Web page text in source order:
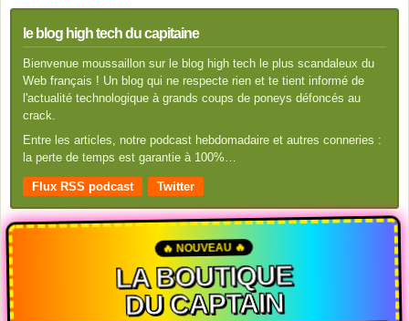
le blog high tech du capitaine
Bienvenue moussaillon sur le blog high tech le plus scandaleux du
Web français ! Un blog qui ne respecte rien et te tient informé de
l'actualité technologique à grands coups de poneys défoncés au
crack.
Entre les articles, notre podcast hebdomadaire et autres conneries :
la perte de temps est garantie à 100%…
Flux RSS podcast Twitter
🔥 NOUVEAU 🔥
LA BOUTIQUE
DU CAPTAIN